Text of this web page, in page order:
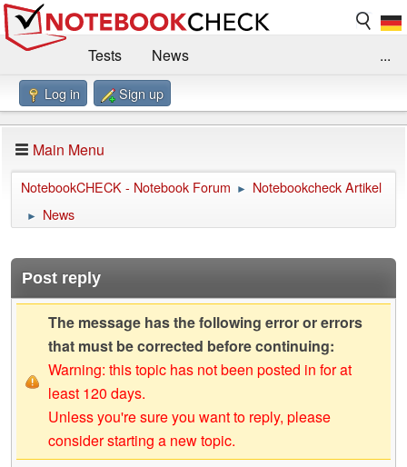
Tests
News
Benchmarks / Technik
Forum
Impressum
...
Log in Sign up
Main Menu
NotebookCHECK - Notebook Forum ► Notebookcheck Artikel
► News
Post reply
The message has the following error or errors
that must be corrected before continuing:
Warning: this topic has not been posted in for at
least 120 days.
Unless you're sure you want to reply, please
consider starting a new topic.